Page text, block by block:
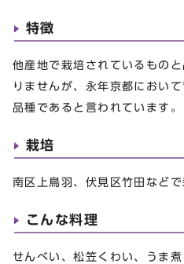
特徴
他産地で栽培されているもの
りませんが、永年京都におい
品種であると言われています。
栽培
南区上鳥羽、伏見区竹田などで
こんな料理
せんべい、松笠くわい、うま煮